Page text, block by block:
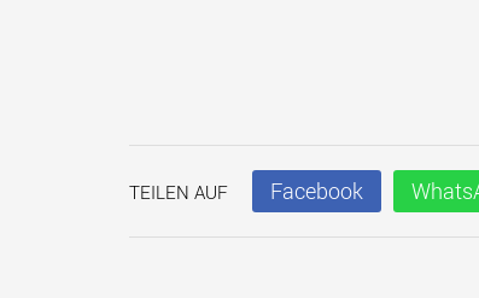
TEILEN AUF Facebook